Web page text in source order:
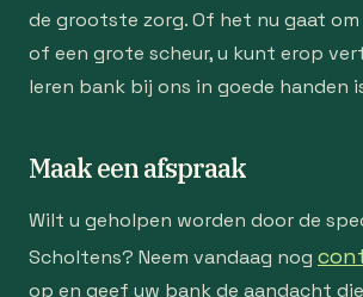
de grootste zorg. Of het nu gaat om
of een grote scheur, u kunt erop
leren bank bij ons in goede handen
Maak een afspraak
Wilt u geholpen worden door de
Scholtens? Neem vandaag nog
op en geef uw bank de aandacht